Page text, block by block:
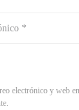
electrónico y web